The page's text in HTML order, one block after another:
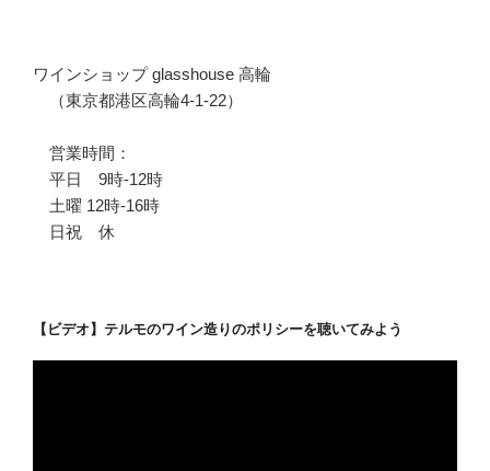
ワインショップ glasshouse 高輪
（東京都港区高輪4-1-22）
営業時間：
平日 9時-12時
土曜 12時-16時
日祝 休
【ビデオ】テルモのワイン造りのポリシーを聴いてみよう